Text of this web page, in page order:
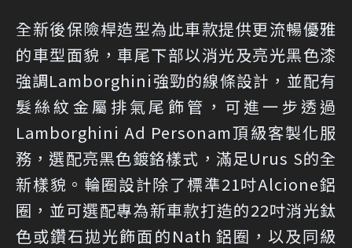
全新後保險桿造型為此車款提供更流暢優雅
的車型面貌，車尾下部以消光及亮光黑色漆
強調Lamborghini強勁的線條設計，並配有
髮絲紋金屬排氣尾飾管，可進一步透過
Lamborghini Ad Personam頂級客製化服
務，選配亮黑色鍍鉻樣式，滿足Urus S的全
新樣貌。輪圈設計除了標準21吋Alcione鋁
圈，並可選配專為新車款打造的22吋消光鈦
色或鑽石拋光飾面的Nath 鋁圈，以及同級